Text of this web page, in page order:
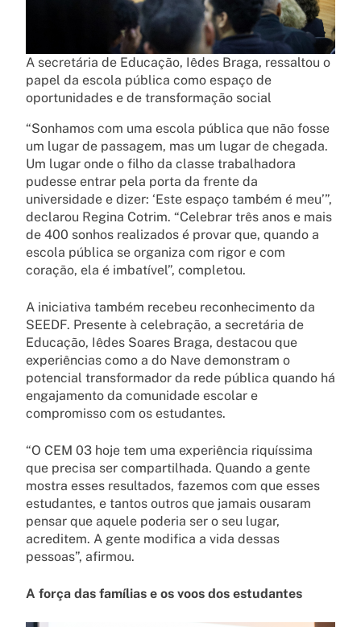
A secretária de Educação, Iêdes Braga, ressaltou o
papel da escola pública como espaço de
oportunidades e de transformação social
“Sonhamos com uma escola pública que não fosse
um lugar de passagem, mas um lugar de chegada.
Um lugar onde o filho da classe trabalhadora
pudesse entrar pela porta da frente da
universidade e dizer: ‘Este espaço também é meu’”,
declarou Regina Cotrim. “Celebrar três anos e mais
de 400 sonhos realizados é provar que, quando a
escola pública se organiza com rigor e com
coração, ela é imbatível”, completou.
A iniciativa também recebeu reconhecimento da
SEEDF. Presente à celebração, a secretária de
Educação, Iêdes Soares Braga, destacou que
experiências como a do Nave demonstram o
potencial transformador da rede pública quando há
engajamento da comunidade escolar e
compromisso com os estudantes.
“O CEM 03 hoje tem uma experiência riquíssima
que precisa ser compartilhada. Quando a gente
mostra esses resultados, fazemos com que esses
estudantes, e tantos outros que jamais ousaram
pensar que aquele poderia ser o seu lugar,
acreditem. A gente modifica a vida dessas
pessoas”, afirmou.
A força das famílias e os voos dos estudantes